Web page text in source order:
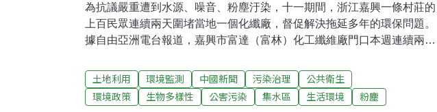
為抗議嚴重遭到水源、噪音、粉塵汙染，十一期間，浙江嘉興一條村莊的
上百民眾連續兩天圍堵當地一個化纖廠，督促解決拖延多年的環保問題。
據自由亞洲電台報道，嘉興市富達（富林）化工纖維廠門口本週連續兩天
府部門的重視，責令該帶來嚴重水源、噪音、粉塵污染的化纖廠停產整
頓。豐鎮黨委書記潘貝龍回應記者查詢時承認，7月的熱電光能項目的噪音
和粉塵污染引發群體性事件，他稱政府和有關部門已積極介入，但問題的
土地利用 環境監測 中國新聞 污染治理
公共衛生
環境政策
生物多樣性 公害污染 集水區 生活環境 粉塵